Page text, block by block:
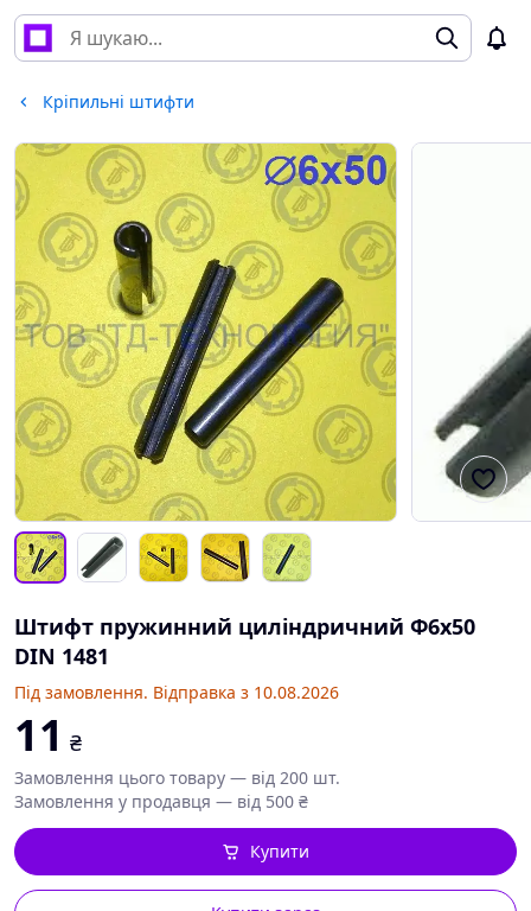
Кріпильні штифти
Штифт пружинний циліндричний Ф6х50
DIN 1481
Під замовлення. Відправка з 10.08.2026
11 ₴
Замовлення цього товару — від 200 шт.
Замовлення у продавця — від 500 ₴
Купити